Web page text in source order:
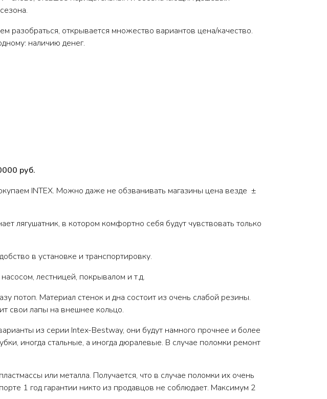
открывается множество вариантов цена/качество.
наличию денег.
руб.
INTEX. Можно даже не обзванивать магазины цена везде ±
лягушатник, в котором комфортно себя будут чувствовать только
в установке и транспортировку.
лестницей, покрывалом и т.д.
потоп. Материал стенок и дна состоит из очень слабой резины.
свои лапы на внешнее кольцо.
из серии Intex-Bestway, они будут намного прочнее и более
иногда стальные, а иногда дюралевые. В случае поломки ремонт
или металла. Получается, что в случае поломки их очень
1 год гарантии никто из продавцов не соблюдает. Максимум 2